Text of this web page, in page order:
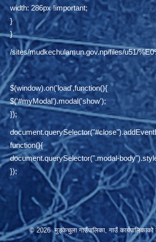
width: 286px !important;
}
}
/sites/mudkechulamun.gov.np/files/u51/
$(window).on('load',function(){
$('#myModal').modal('show');
});
function(){
document.querySelector(".modal-
});
© 2026 मुड्केचुला गाउँपालिका, गाउँ कार्यपालिकाको